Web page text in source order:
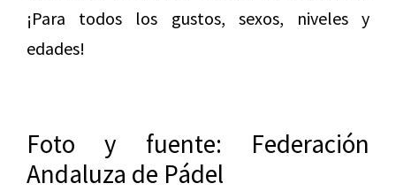
¡Para todos los gustos, sexos, niveles y
edades!
Foto y fuente: Federación
Andaluza de Pádel